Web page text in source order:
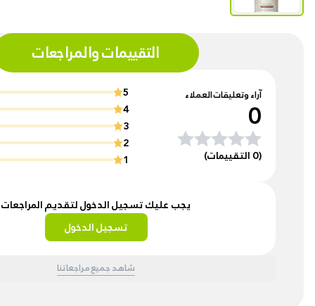
التقييمات والمراجعات
آراء وتعليقات العملاء
0
(0 التقييمات)
5
4
3
2
1
يجب عليك تسجيل الدخول لتقديم المراجعات
تسجيل الدخول
شاهد جميع مراجعاتنا